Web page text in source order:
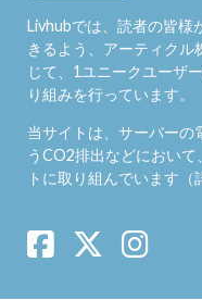
Livhubでは、読者の皆様
きるよう、アーティクル
じて、1ユニークユーザ
り組みを行っています。
当サイトは、サーバーの
うCO2排出などにおい
トに取り組んでいます（